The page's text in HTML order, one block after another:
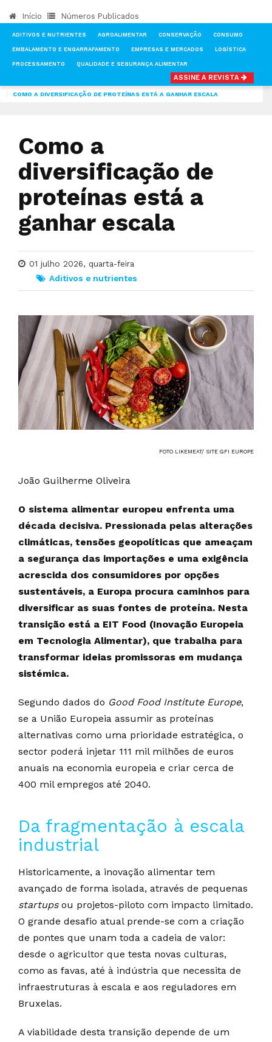
Início Números Publicados
ADITIVOS E NUTRIENTES AGROALIMENTAR CONSERVAÇÃO CONSUMO
EMBALAMENTO E ENGARRAFAMENTO EMPRESAS E MERCADOS LOGÍSTICA
PROCESSAMENTO QUALIDADE E SEGURANÇA ALIMENTAR
ASSINE A REVISTA
COMO A DIVERSIFICAÇÃO DE PROTEÍNAS ESTÁ A GANHAR ESCALA
Como a
diversificação de
proteínas está a
ganhar escala
01 julho 2026, quarta-feira
Aditivos e nutrientes
FOTO LIKEMEAT/ SITE GFI EUROPE
João Guilherme Oliveira
O sistema alimentar europeu enfrenta uma
década decisiva. Pressionada pelas alterações
climáticas, tensões geopolíticas que ameaçam
a segurança das importações e uma exigência
acrescida dos consumidores por opções
sustentáveis, a Europa procura caminhos para
diversificar as suas fontes de proteína. Nesta
transição está a EIT Food (Inovação Europeia
em Tecnologia Alimentar), que trabalha para
transformar ideias promissoras em mudança
sistémica.
Segundo dados do Good Food Institute Europe,
se a União Europeia assumir as proteínas
alternativas como uma prioridade estratégica, o
sector poderá injetar 111 mil milhões de euros
anuais na economia europeia e criar cerca de
400 mil empregos até 2040.
Da fragmentação à escala
industrial
Historicamente, a inovação alimentar tem
avançado de forma isolada, através de pequenas
startupsou projetos-piloto com impacto limitado.
O grande desafio atual prende-se com a criação
de pontes que unam toda a cadeia de valor:
desde o agricultor que testa novas culturas,
como as favas, até à indústria que necessita de
infraestruturas à escala e aos reguladores em
Bruxelas.
A viabilidade desta transição depende de um